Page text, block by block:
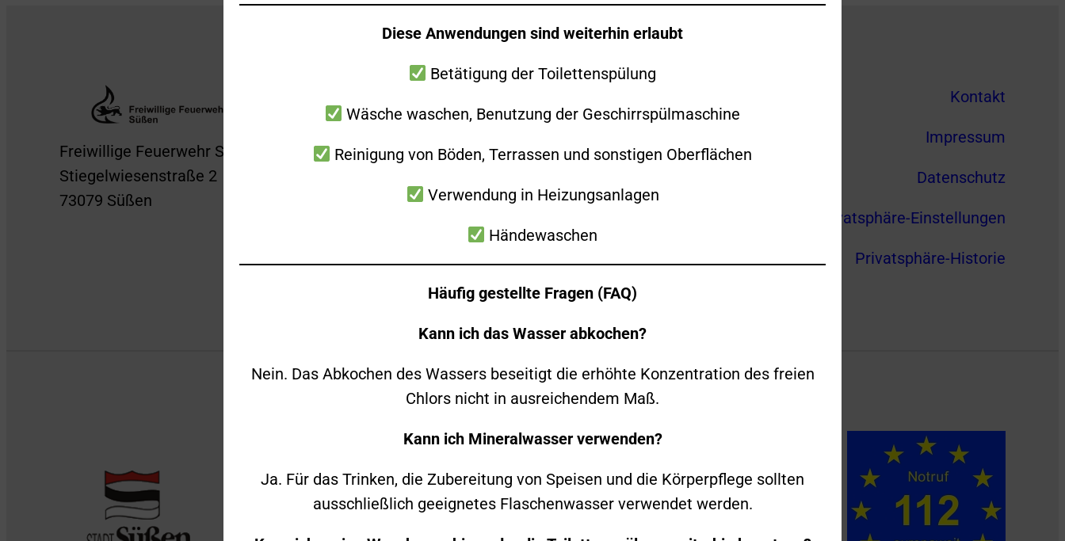
Freiwillige Feuerwehr Süßen
Stiegelwiesenstraße 2
73079 Süßen
Kontakt
Impressum
Datenschutz
Privatsphäre-Einstellungen
Privatsphäre-Historie
Diese Anwendungen sind weiterhin erlaubt
Betätigung der Toilettenspülung
Wäsche waschen, Benutzung der Geschirrspülmaschine
Reinigung von Böden, Terrassen und sonstigen Oberflächen
Verwendung in Heizungsanlagen
Händewaschen
Häufig gestellte Fragen (FAQ)
Kann ich das Wasser abkochen?
Nein. Das Abkochen des Wassers beseitigt die erhöhte Konzentration des freien
Chlors nicht in ausreichendem Maß.
Kann ich Mineralwasser verwenden?
Ja. Für das Trinken, die Zubereitung von Speisen und die Körperpflege sollten
ausschließlich geeignetes Flaschenwasser verwendet werden.